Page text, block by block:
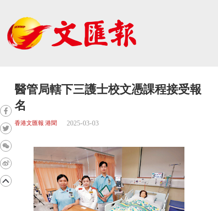
醫管局轄下三護士校文憑課程接受報
名
香港文匯報 港聞 2025-03-03